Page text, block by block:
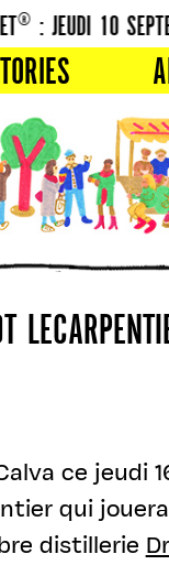
: JEUDI 10
ce jeudi
qui
distillerie